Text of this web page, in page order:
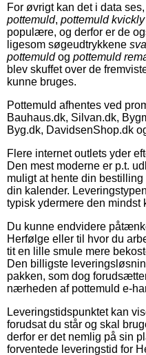
For øvrigt kan det i data
pottemuld, pottemuld kvickly
populære, og derfor er de
ligesom søgeudtrykkene
pottemuldog pottemuld
blev skuffet over de
kunne bruges.
Pottemuld afhentes ved
Bauhaus.dk, Silvan.dk,
Byg.dk, DavidsenShop.dk
Flere internet outlets yder
Den mest moderne er p.t.
muligt at hente din
din kalender.
typisk ydermere den mindst
Du kunne endvidere
Herfølge eller til hvor du
tit en lille smule mere
Den billigste
pakken, som dog
nærheden af pottemuld e-
Leveringstidspunktet kan
forudsat du står og skal
derfor er det nemlig på sin
forventede leveringstid for